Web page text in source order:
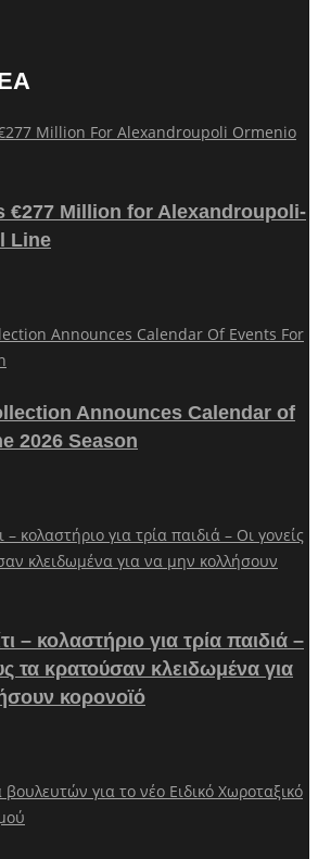
€277 Million for Alexandroupoli-
Line
Announces Calendar of
2026 Season
– κολαστήριο για τρία παιδιά –
τα κρατούσαν κλειδωμένα για
κορονοϊό